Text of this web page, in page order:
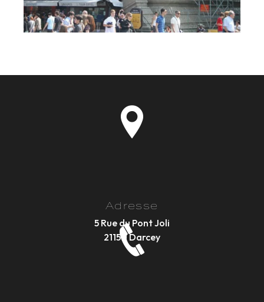
Adresse
5 Rue du Pont Joli
21150 Darcey